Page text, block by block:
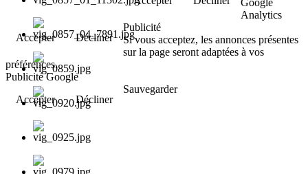
Analytics
Accepter
Décliner
Publicité
Si vous acceptez, les annonces présentes
sur la page seront adaptées à vos
préférences.
Publicité Google
Accepter
Décliner
Sauvegarder